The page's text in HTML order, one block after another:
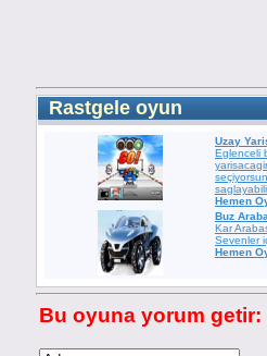
Rastgele oyun
Uzay
Eglenceli
Hemen
Buz
Kar
Sevenler
Hemen
Bu oyuna yorum getir: